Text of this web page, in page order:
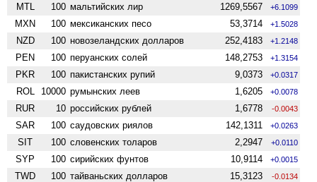
MTL 100 мальтийских лир 1269,5567 +6.1099
MXN 100 мексиканских песо 53,3714 +1.5028
NZD 100 ново­зеландских долларов 252,4183 +1.2148
PEN 100 перуанских солей 148,2753 +1.3154
PKR 100 пакистанских рупий 9,0373 +0.0317
ROL 10000 румынских леев 1,6205 +0.0078
RUR 10 российских рублей 1,6778 -0.0043
SAR 100 саудовских риялов 142,1311 +0.0263
SIT 100 словенских толаров 2,2947 +0.0110
SYP 100 сирийских фунтов 10,9114 +0.0015
TWD 100 тайваньских долларов 15,3123 -0.0134